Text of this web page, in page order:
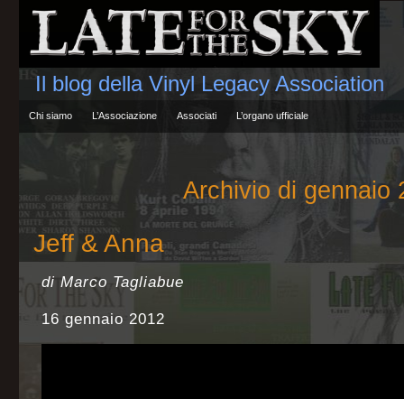
Il blog della Vinyl Legacy Association
Chi siamo L’Associazione Associati L’organo ufficiale
Archivio di gennaio
Jeff & Anna
di Marco Tagliabue
16 gennaio 2012